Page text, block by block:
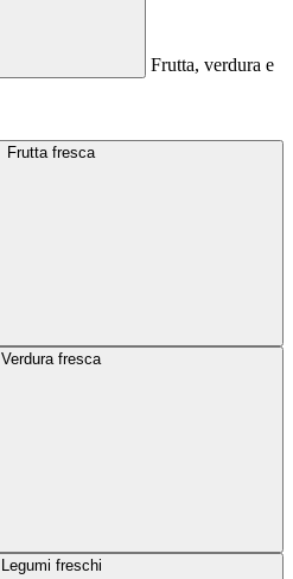
Frutta, verdura e
Frutta fresca
Verdura fresca
Legumi freschi